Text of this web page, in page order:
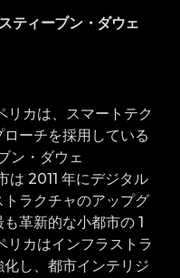
ティーブン・ダウェ
リカは、スマートテク
ーチを採用している
ン・ダウェ
2011 年にデジタル
ラクチャのアップグ
革新的な小都市の 1
リカはインフラストラ
し、都市インテリジ